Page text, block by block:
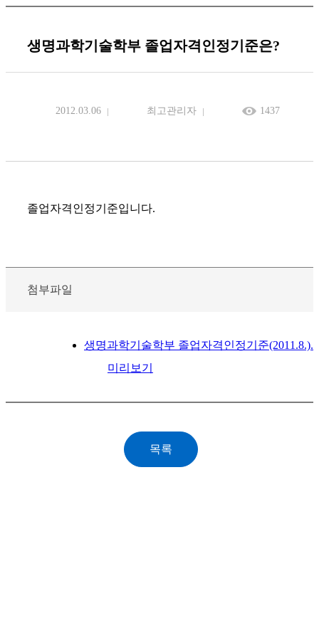
생명과학기술학부 졸업자격인정기준은?
2012.03.06 최고관리자 1437
졸업자격인정기준입니다.
첨부파일
생명과학기술학부 졸업자격인정기준
미리보기